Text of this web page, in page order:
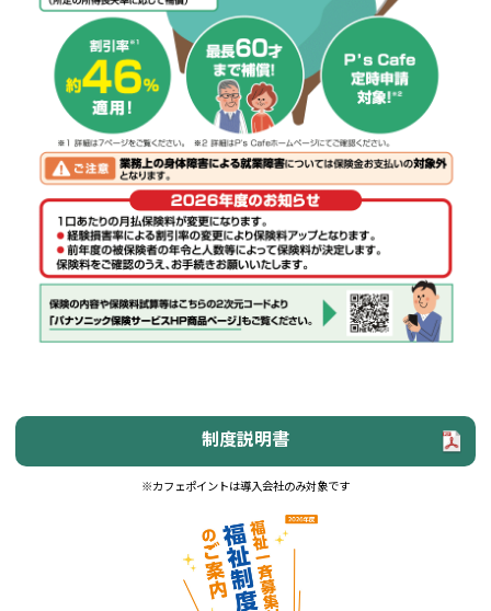
制度説明書
※カフェポイントは導入会社のみ対象です